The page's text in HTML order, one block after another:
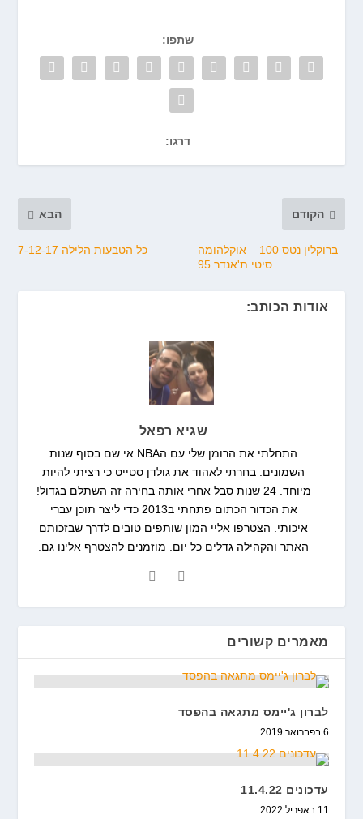
שתפו:
דרגו:
הקודם
ברוקלין נטס 100 – אוקלהומה
סיטי ת'אנדר 95
הבא
כל הטבעות הלילה 7-12-17
אודות הכותב:
שגיא רפאל
התחלתי את הרומן שלי עם הNBA אי שם בסוף שנות
השמונים. בחרתי לאהוד את גולדן סטייט כי רציתי להיות
מיוחד. 24 שנות סבל אחרי אותה בחירה זה השתלם בגדול!
את הכדור הכתום פתחתי ב2013 כדי ליצר תוכן עברי
איכותי. הצטרפו אליי המון שותפים טובים לדרך שבזכותם
האתר והקהילה גדלים כל יום. מוזמנים להצטרף אלינו גם.
מאמרים קשורים
לברון ג'יימס מתגאה בהפסד
6 בפברואר 2019
עדכונים 11.4.22
11 באפריל 2022